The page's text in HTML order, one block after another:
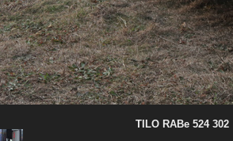
TILO RABe 524 302